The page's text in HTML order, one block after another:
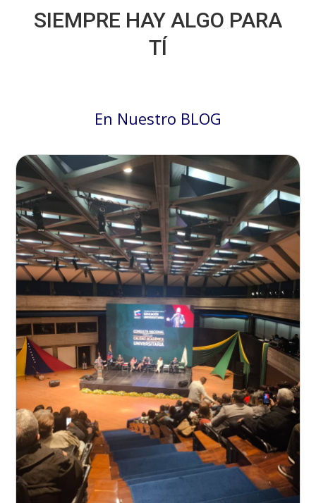
SIEMPRE HAY ALGO PARA
TÍ
En Nuestro BLOG